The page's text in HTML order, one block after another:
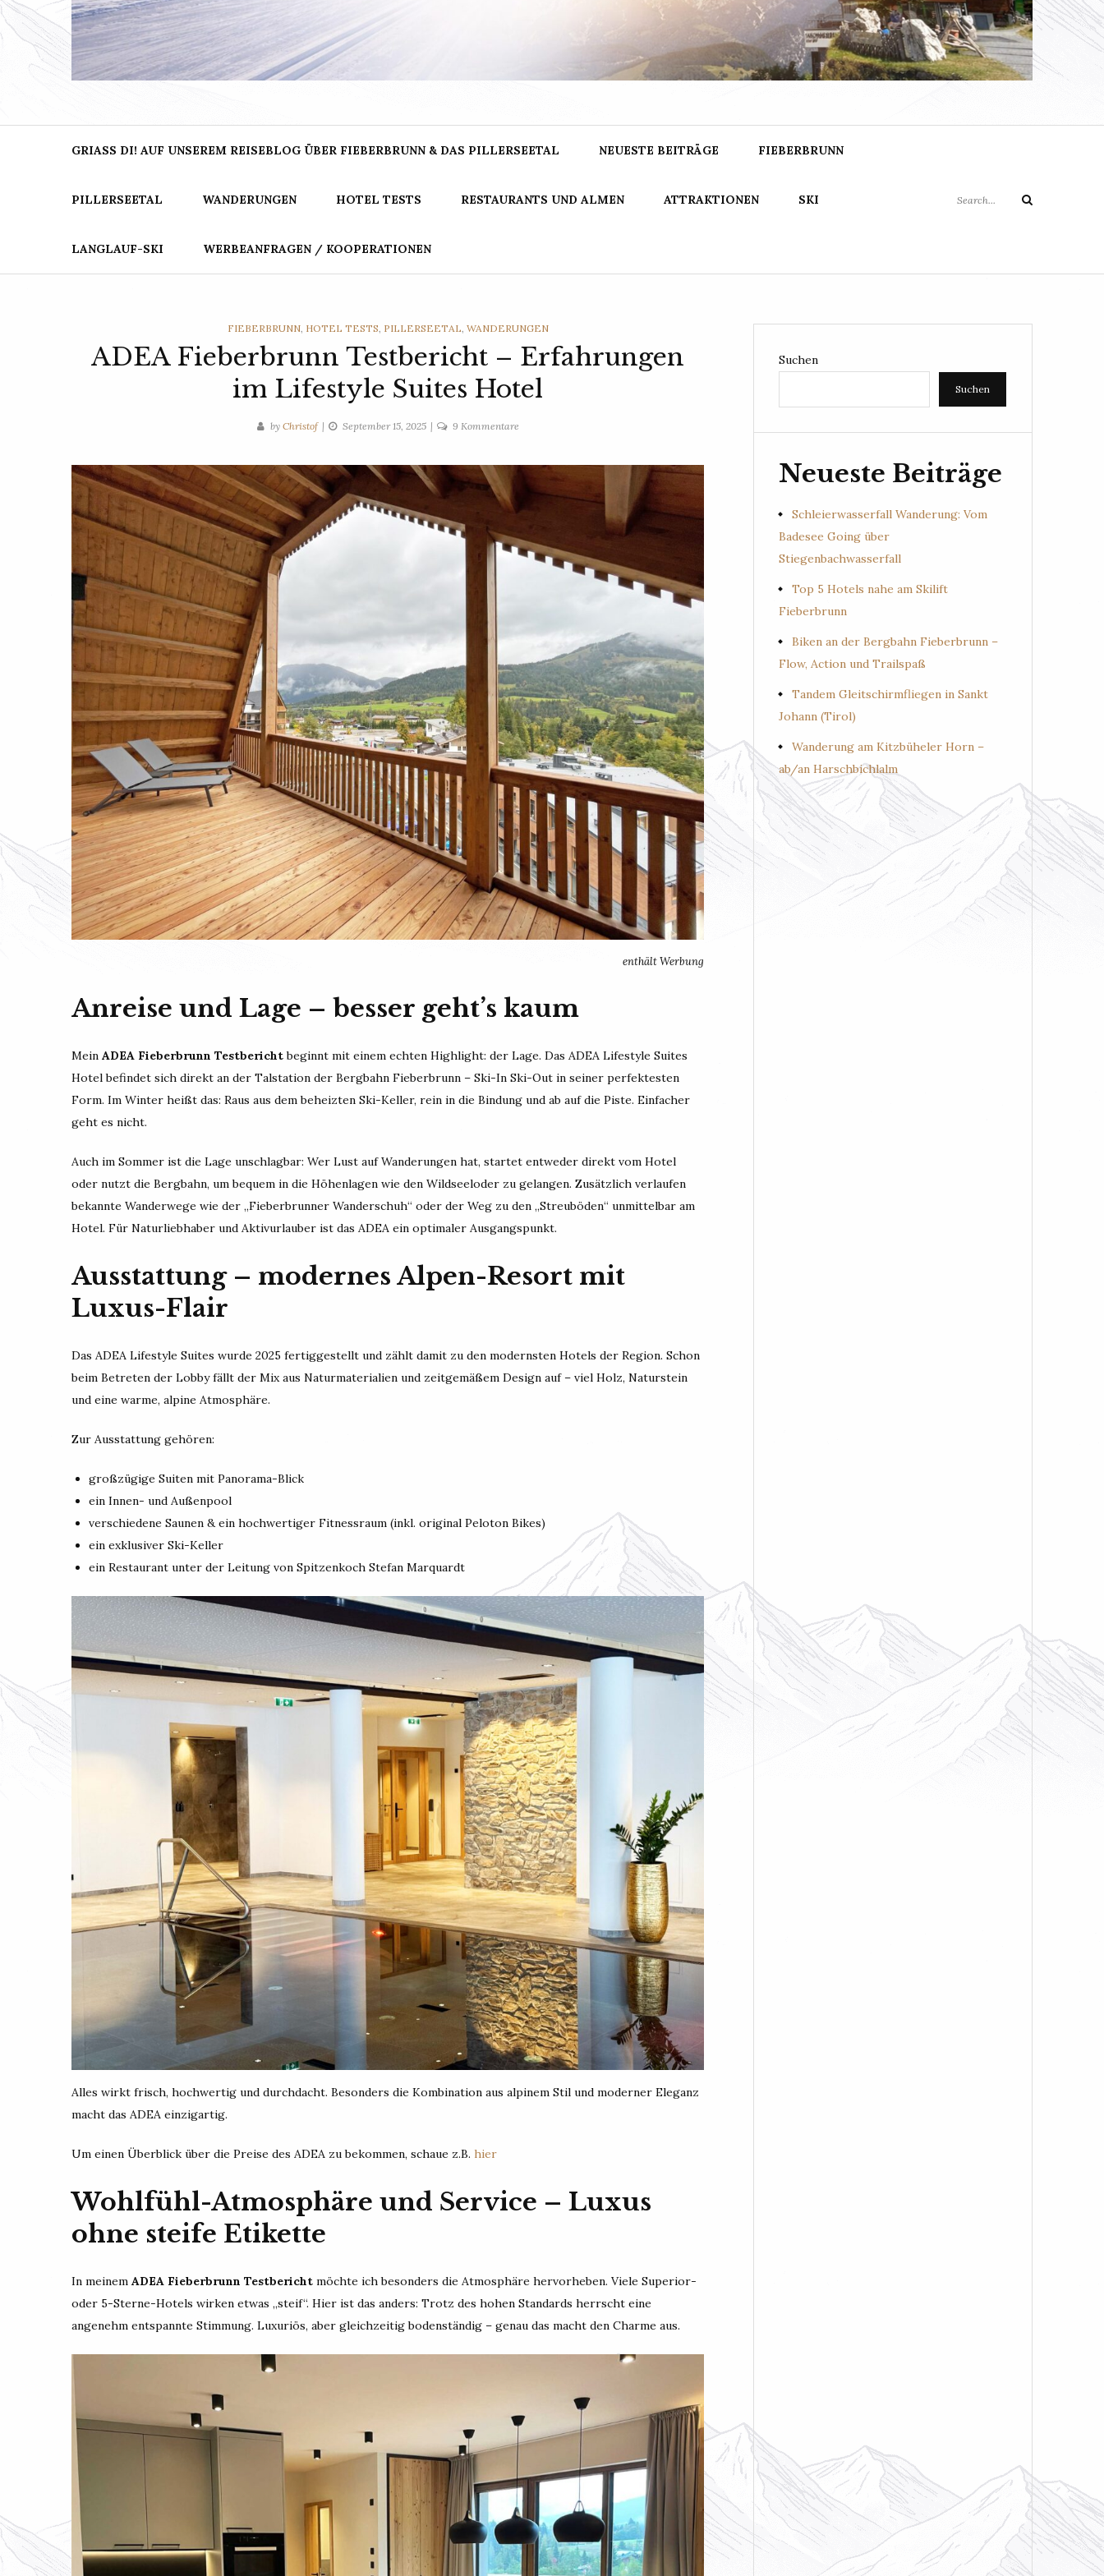
BERGNARRISCH.INFO
GRIASS DI! AUF UNSEREM REISEBLOG ÜBER FIEBERBRUNN & DAS PILLERSEETAL NEUESTE BEITRÄGE FIEBERBRUNN
PILLERSEETAL WANDERUNGEN HOTEL TESTS RESTAURANTS UND ALMEN ATTRAKTIONEN SKI
LANGLAUF-SKI WERBEANFRAGEN / KOOPERATIONEN
Search
CATEGORIES
FIEBERBRUNN, HOTEL TESTS, PILLERSEETAL, WANDERUNGEN
ADEA Fieberbrunn Testbericht – Erfahrungen
im Lifestyle Suites Hotel
by Christof September 15, 2025 9 Kommentarezu
Testbericht
im
Lifestyle
enthält Werbung
Anreise und Lage – besser geht’s kaum
Mein ADEA Fieberbrunn Testberichtbeginnt mit einem echten Highlight: der Lage. Das ADEA Lifestyle Suites
Hotel befindet sich direkt an der Talstation der Bergbahn Fieberbrunn – Ski-In Ski-Out in seiner perfektesten
Form. Im Winter heißt das: Raus aus dem beheizten Ski-Keller, rein in die Bindung und ab auf die Piste. Einfacher
geht es nicht.
Auch im Sommer ist die Lage unschlagbar: Wer Lust auf Wanderungen hat, startet entweder direkt vom Hotel
oder nutzt die Bergbahn, um bequem in die Höhenlagen wie den Wildseeloder zu gelangen. Zusätzlich verlaufen
bekannte Wanderwege wie der „Fieberbrunner Wanderschuh“ oder der Weg zu den „Streuböden“ unmittelbar am
Hotel. Für Naturliebhaber und Aktivurlauber ist das ADEA ein optimaler Ausgangspunkt.
Ausstattung – modernes Alpen-Resort mit
Luxus-Flair
Das ADEA Lifestyle Suites wurde 2025 fertiggestellt und zählt damit zu den modernsten Hotels der Region. Schon
beim Betreten der Lobby fällt der Mix aus Naturmaterialien und zeitgemäßem Design auf – viel Holz, Naturstein
und eine warme, alpine Atmosphäre.
Zur Ausstattung gehören:
großzügige Suiten mit Panorama-Blick
ein Innen- und Außenpool
verschiedene Saunen & ein hochwertiger Fitnessraum (inkl. original Peloton Bikes)
ein exklusiver Ski-Keller
ein Restaurant unter der Leitung von Spitzenkoch Stefan Marquardt
Alles wirkt frisch, hochwertig und durchdacht. Besonders die Kombination aus alpinem Stil und moderner Eleganz
macht das ADEA einzigartig.
Um einen Überblick über die Preise des ADEA zu bekommen, schaue z.B. hier
Wohlfühl-Atmosphäre und Service – Luxus
ohne steife Etikette
In meinem ADEA Fieberbrunn Testbericht möchte ich besonders die Atmosphäre hervorheben. Viele Superior-
oder 5-Sterne-Hotels wirken etwas „steif“. Hier ist das anders: Trotz des hohen Standards herrscht eine
angenehm entspannte Stimmung. Luxuriös, aber gleichzeitig bodenständig – genau das macht den Charme aus.
Suchen
Suchen
Neueste Beiträge
Schleierwasserfall Wanderung: Vom
Badesee Going über
Stiegenbachwasserfall
Top 5 Hotels nahe am Skilift
Fieberbrunn
Biken an der Bergbahn Fieberbrunn –
Flow, Action und Trailspaß
Tandem Gleitschirmfliegen in Sankt
Johann (Tirol)
Wanderung am Kitzbüheler Horn –
ab/an Harschbichlalm